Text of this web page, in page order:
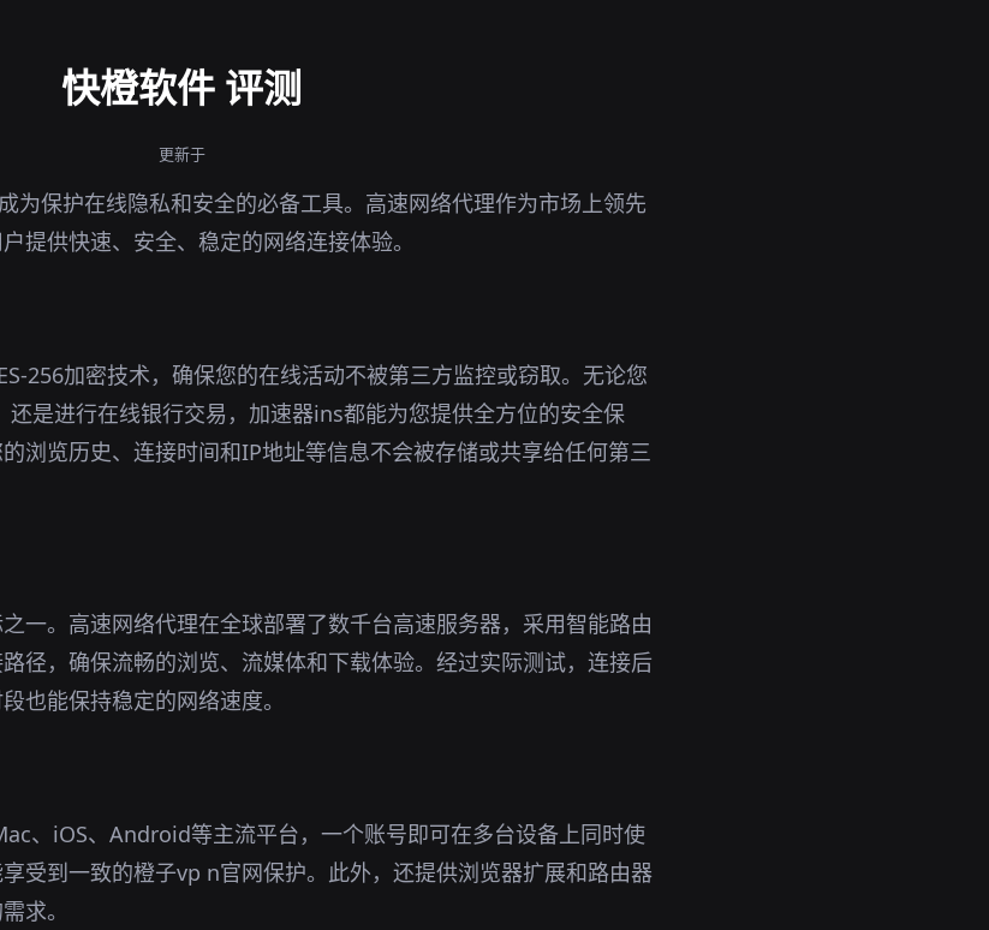
快橙软件 评测
更新于
为保护在线隐私和安全的必备工具。高速网络代理作为市场上领先
提供快速、安全、稳定的网络连接体验。
256加密技术，确保您的在线活动不被第三方监控或窃取。无论您
还是进行在线银行交易，加速器ins都能为您提供全方位的安全保
浏览历史、连接时间和IP地址等信息不会被存储或共享给任何第三
一。高速网络代理在全球部署了数千台高速服务器，采用智能路由
径，确保流畅的浏览、流媒体和下载体验。经过实际测试，连接后
也能保持稳定的网络速度。
、iOS、Android等主流平台，一个账号即可在多台设备上同时使
受到一致的橙子vp n官网保护。此外，还提供浏览器扩展和路由器
求。